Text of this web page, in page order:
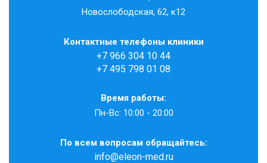
Новослободская, 62, к12
Контактные телефоны клиники
+7 966 304 10 44
+7 495 798 01 08
Время работы:
Пн-Вс: 10:00 - 20:00
По всем вопросам обращайтесь:
info@eleon-med.ru